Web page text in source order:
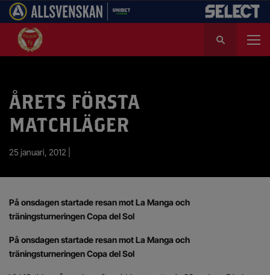
k
ÅRETS FÖRSTA
MATCHLÄGER
25 januari, 2012 |
På onsdagen startade resan mot La Manga och
träningsturneringen Copa del Sol
På onsdagen startade resan mot La Manga och
träningsturneringen Copa del Sol